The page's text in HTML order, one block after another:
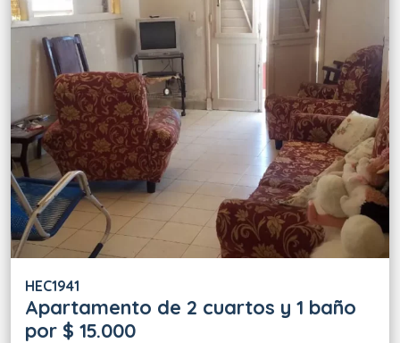
HEC1941
Apartamento de 2 cuartos y 1 baño
por $ 15.000